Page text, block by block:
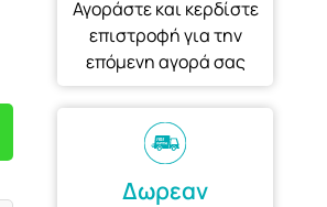
Αγοράστε και κερδίστε
επιστροφή για την
επόμενη αγορά σας
Δωρεαν